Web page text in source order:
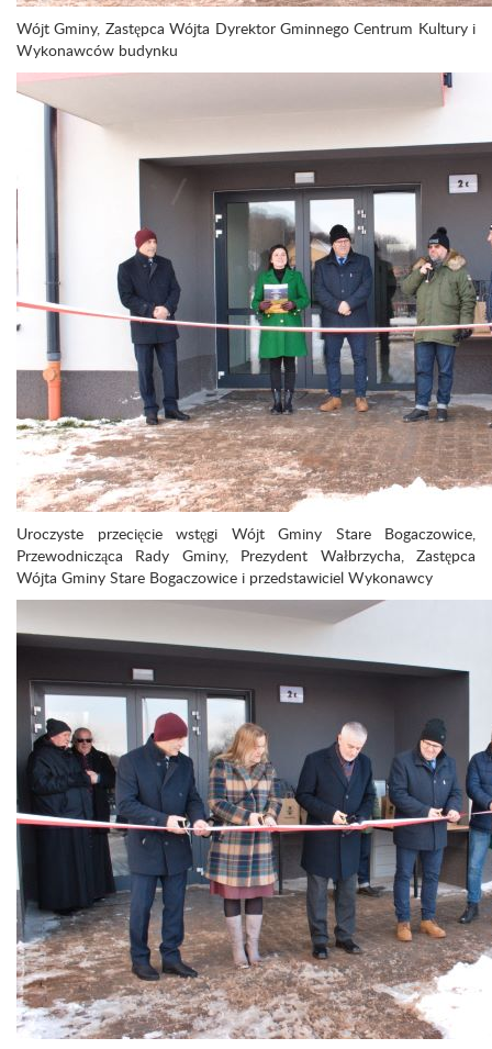
Wójt Gminy, Zastępca Wójta Dyrektor Gminnego Centrum Kultury i
Wykonawców budynku
Uroczyste przecięcie wstęgi Wójt Gminy Stare Bogaczowice,
Przewodnicząca Rady Gminy, Prezydent Wałbrzycha, Zastępca
Wójta Gminy Stare Bogaczowice i przedstawiciel Wykonawcy